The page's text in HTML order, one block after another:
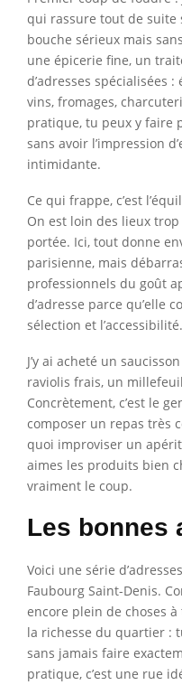
qui rassure tout de suite
bouche sérieux mais
une épicerie fine, un
d’adresses spécialisées
vins, fromages,
pratique, tu peux y faire
sans avoir l’impression
intimidante.
Ce qui frappe, c’est
On est loin des lieux
portée. Ici, tout donne
parisienne, mais
professionnels du goût
d’adresse parce qu’elle
sélection et l’accessibilité.
J’y ai acheté un
raviolis frais, un
Concrètement, c’est le
composer un repas très
quoi improviser un
aimes les produits bien
vraiment le coup.
Les bonnes
Voici une série
Faubourg Saint-Denis.
encore plein de choses à
la richesse du quartier :
sans jamais faire
pratique, c’est une rue